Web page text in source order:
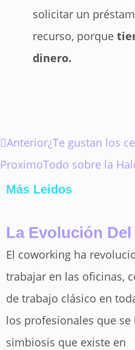
solicitar un
recurso, porque
dinero.
Ant
Anterior¿Te gustan los
ProximoTodo sobre la
Más Leidos
La Evolución
El coworking ha
trabajar en las oficinas,
de trabajo clásico en
los profesionales que se
simbiosis que existe en